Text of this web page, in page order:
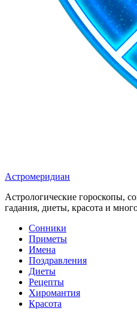
Астромеридиан
Астрологические гороскопы,
гадания, диеты, красота и
Сонники
Приметы
Имена
Поздравления
Диеты
Рецепты
Хиромантия
Красота